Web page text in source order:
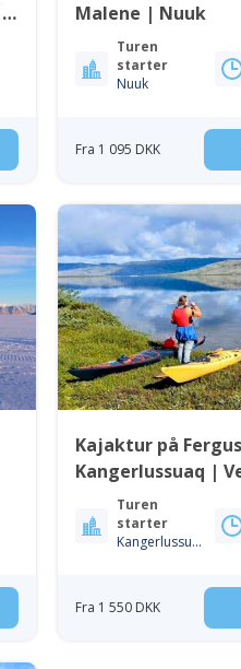
Malene | Nuuk
Turen
starter
Nuuk
Fra 1 095 DKK
Kajaktur på
Kangerlussuaq |
Greenland
Turen
starter
Kangerlussuaq
Fra 1 550 DKK